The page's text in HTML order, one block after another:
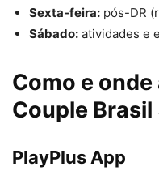
Sexta-feira: pós-DR
Sábado: atividades e
Como e
Couple Brasil
PlayPlus App